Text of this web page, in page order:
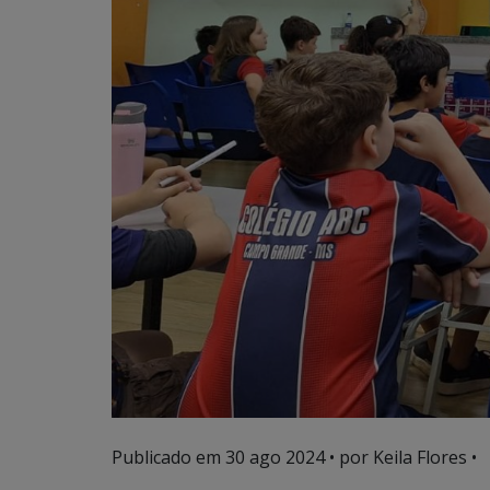
Publicado em 30 ago 2024• por Keila Flores •